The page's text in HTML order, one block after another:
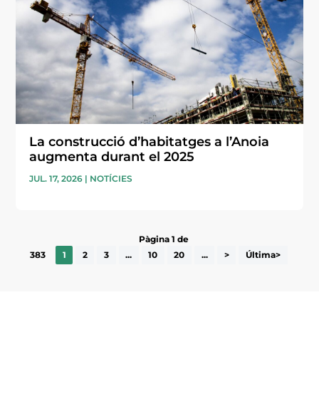
La construcció d’habitatges a l’Anoia
augmenta durant el 2025
JUL. 17, 2026 | NOTÍCIES
Pàgina 1 de
383
1 2 3 ... 10 20 ... > Última>